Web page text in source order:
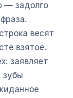
— задолго
весят
взятое.
заявляет
зубы